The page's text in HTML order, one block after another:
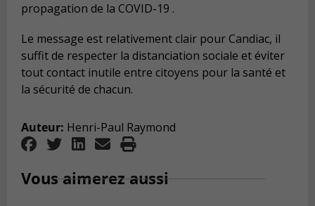
propagation de la COVID-19 .
Le message est relativement clair pour Candiac, il
suffit de respecter la distanciation sociale et éviter
tout contact inutile entre citoyens pour la santé et
la sécurité de chacun.
Auteur: Henri-Paul Raymond
Vous aimerez aussi